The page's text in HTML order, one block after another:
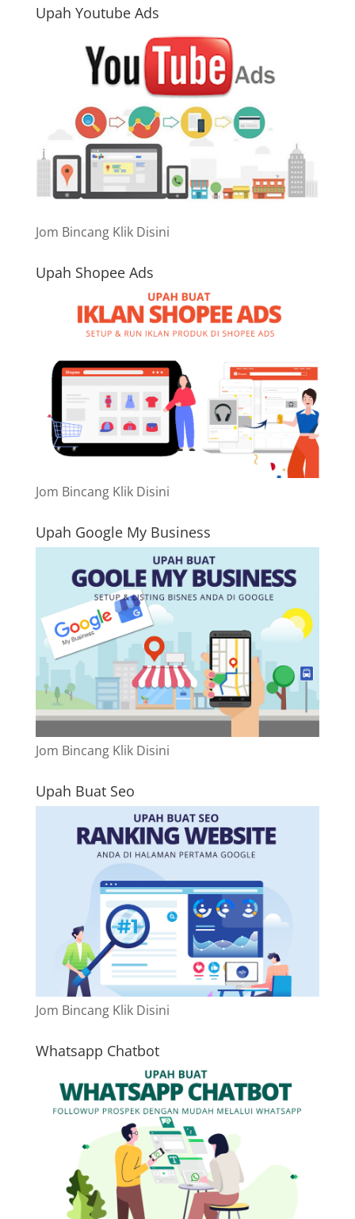
Upah Youtube Ads
Jom Bincang Klik Disini
Upah Shopee Ads
Jom Bincang Klik Disini
Upah Google My Business
Jom Bincang Klik Disini
Upah Buat Seo
Jom Bincang Klik Disini
Whatsapp Chatbot